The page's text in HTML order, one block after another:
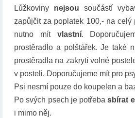
Lůžkoviny nejsou součástí
zapůjčit za poplatek 100,- na
nutno mít vlastní.
prostěradlo a polštářek. Je také
prostěradla na zakrytí volné
v posteli. Doporučujeme mít pro
Psi nesmí pouze do koupelen a
Po svých psech je potřebasbírat
i mimo něj.